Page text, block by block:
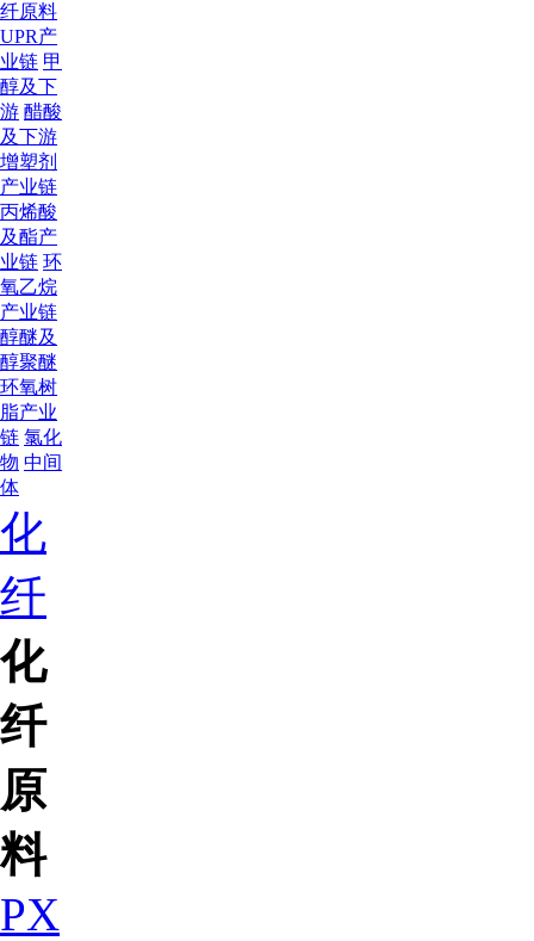
纤原料
UPR产
业链 甲
醇及下
游 醋酸
及下游
增塑剂
产业链
丙烯酸
及酯产
业链 环
氧乙烷
产业链
醇醚及
醇聚醚
环氧树
脂产业
链 氯化
物 中间
体
化
纤
化
纤
原
料
PX